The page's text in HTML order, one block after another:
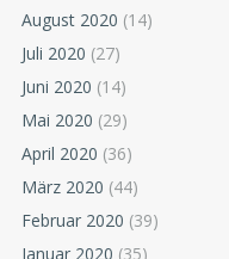
August 2020 (14)
Juli 2020 (27)
Juni 2020 (14)
Mai 2020 (29)
April 2020 (36)
März 2020 (44)
Februar 2020 (39)
Januar 2020 (35)